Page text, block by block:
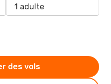
1 adulte
des vols